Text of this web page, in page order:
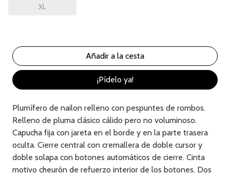
XL
¡Pídelo ya!
Plumífero de nailon relleno con pespuntes de rombos.
Relleno de pluma clásico cálido pero no voluminoso.
Capucha fija con jareta en el borde y en la parte trasera
oculta. Cierre central con cremallera de doble cursor y
doble solapa con botones automáticos de cierre. Cinta
motivo cheurón de refuerzo interior de los botones. Dos